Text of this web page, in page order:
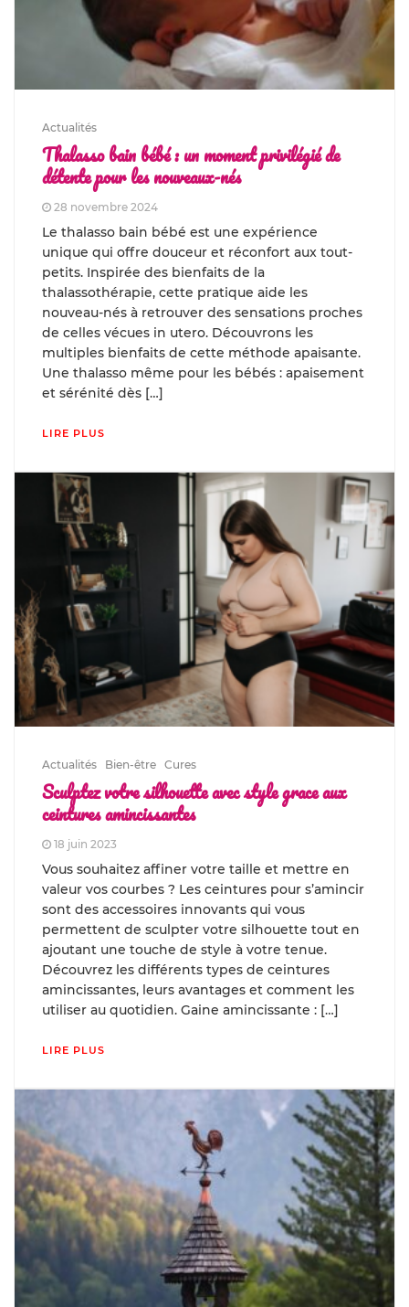
Actualités
Thalasso bain bébé : un moment privilégié de
détente pour les nouveaux-nés
28 novembre 2024
Le thalasso bain bébé est une expérience
unique qui offre douceur et réconfort aux tout-
petits. Inspirée des bienfaits de la
thalassothérapie, cette pratique aide les
nouveau-nés à retrouver des sensations proches
de celles vécues in utero. Découvrons les
multiples bienfaits de cette méthode apaisante.
Une thalasso même pour les bébés : apaisement
et sérénité dès […]
LIRE PLUS
Actualités Bien-être Cures
Sculptez votre silhouette avec style grace aux
ceintures amincissantes
18 juin 2023
Vous souhaitez affiner votre taille et mettre en
valeur vos courbes ? Les ceintures pour s’amincir
sont des accessoires innovants qui vous
permettent de sculpter votre silhouette tout en
ajoutant une touche de style à votre tenue.
Découvrez les différents types de ceintures
amincissantes, leurs avantages et comment les
utiliser au quotidien. Gaine amincissante : […]
LIRE PLUS